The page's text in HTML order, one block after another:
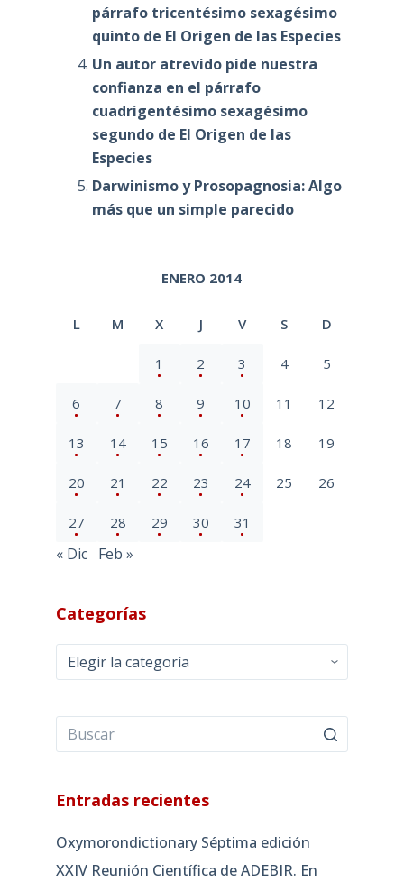
párrafo tricentésimo sexagésimo
quinto de El Origen de las Especies
Un autor atrevido pide nuestra
confianza en el párrafo
cuadrigentésimo sexagésimo
segundo de El Origen de las
Especies
Darwinismo y Prosopagnosia: Algo
más que un simple parecido
ENERO 2014
L M X J V S D
1 2 3 4 5
6 7 8 9 10 11 12
13 14 15 16 17 18 19
20 21 22 23 24 25 26
27 28 29 30 31
« Dic Feb »
Categorías
Categorías
Entradas recientes
Oxymorondictionary Séptima edición
XXIV Reunión Científica de ADEBIR. En